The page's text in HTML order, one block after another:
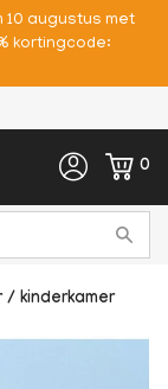
10 augustus met
kortingcode:
0
/ kinderkamer